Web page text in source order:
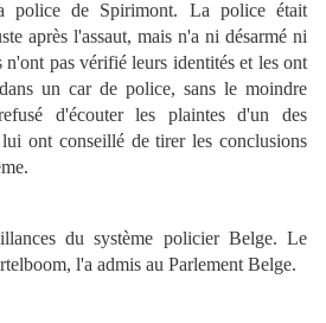
police de Spirimont. La police était
après l'assaut, mais n'a ni désarmé ni
n'ont pas vérifié leurs identités et les ont
un car de police, sans le moindre
d'écouter les plaintes d'un des
ont conseillé de tirer les conclusions
du système policier Belge. Le
l'a admis au Parlement Belge.